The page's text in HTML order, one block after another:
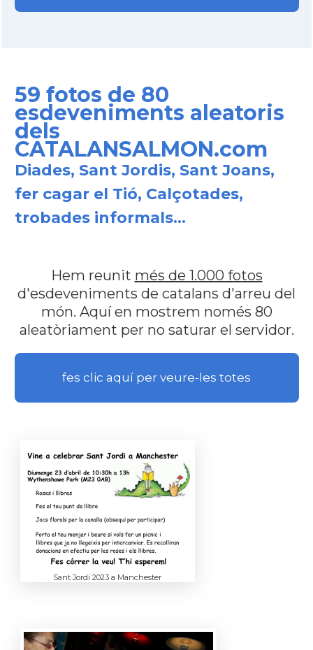
59 fotos de 80
esdeveniments aleatoris
dels
CATALANSALMON.com
Diades, Sant Jordis, Sant Joans,
fer cagar el Tió, Calçotades,
trobades informals...
Hem reunit més de 1.000 fotos
d'esdeveniments de catalans d'arreu del
món. Aquí en mostrem només 80
aleatòriament per no saturar el servidor.
fes clic aquí per veure-les totes
Sant Jordi 2023 a Manchester